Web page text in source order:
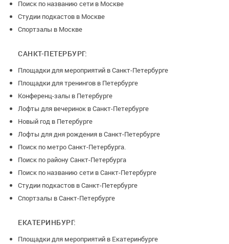
Поиск по названию сети в Москве
Студии подкастов в Москве
Спортзалы в Москве
САНКТ-ПЕТЕРБУРГ:
Площадки для мероприятий в Санкт-Петербурге
Площадки для тренингов в Петербурге
Конференц-залы в Петербурге
Лофты для вечеринок в Санкт-Петербурге
Новый год в Петербурге
Лофты для дня рождения в Санкт-Петербурге
Поиск по метро Санкт-Петербурга.
Поиск по району Санкт-Петербурга
Поиск по названию сети в Санкт-Петербурге
Студии подкастов в Санкт-Петербурге
Спортзалы в Санкт-Петербурге
ЕКАТЕРИНБУРГ:
Площадки для мероприятий в Екатеринбурге